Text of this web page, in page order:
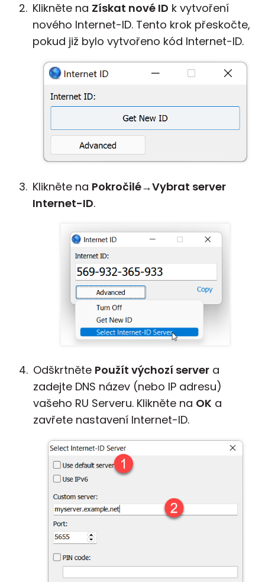
Klikněte na Získat nové ID k vytvoření
nového Internet-ID. Tento krok přeskočte,
pokud již bylo vytvořeno kód Internet-ID.
Klikněte na Pokročilé→Vybrat server
Internet-ID.
Odškrtněte Použít výchozí server a
zadejte DNS název (nebo IP adresu)
vašeho RU Serveru. Klikněte na OK a
zavřete nastavení Internet-ID.